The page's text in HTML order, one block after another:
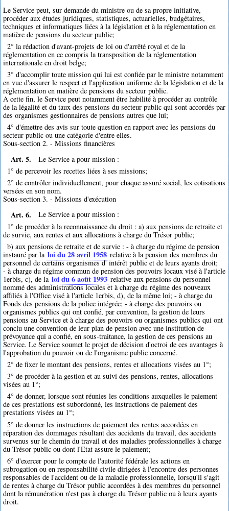
Le Service peut, sur demande du ministre ou de sa propre initiative,
procéder aux études juridiques, statistiques, actuarielles, budgétaires,
techniques et informatiques liées à la législation et à la réglementation en
matière de pensions du secteur public;
2° la rédaction d'avant-projets de loi ou d'arrêté royal et de la
réglementation en ce compris la transposition de la réglementation
internationale en droit belge;
3° d'accomplir toute mission qui lui est confiée par le ministre notamment
en vue d'assurer le respect et l'application uniforme de la législation et de la
réglementation en matière de pensions du secteur public.
A cette fin, le Service peut notamment être habilité à procéder au contrôle
de la légalité et du taux des pensions du secteur public qui sont accordés par
des organismes gestionnaires de pensions autres que lui;
4° d'émettre des avis sur toute question en rapport avec les pensions du
secteur public ou une catégorie d'entre elles.
Sous-section 2. - Missions financières
Art. 5.
Le Service a pour mission :
1° de percevoir les recettes liées à ses missions;
2° de contrôler individuellement, pour chaque assuré social, les cotisations
versées en son nom.
Sous-section 3. - Missions d'exécution
Art. 6.
Le Service a pour mission :
1° de procéder à la reconnaissance du droit : a) aux pensions de retraite et
de survie, aux rentes et aux allocations à charge du Trésor public;
b) aux pensions de retraite et de survie : - à charge du régime de pension
instauré par la loi du 28 avril 1958 relative à la pension des membres du
personnel de certains organismes d' intérêt public et de leurs ayants droit;
- à charge du régime commun de pension des pouvoirs locaux visé à l'article
1erbis, c), de la loi du 6 août 1993 relative aux pensions du personnel
nommé des administrations locales et à charge du régime des nouveaux
affiliés à l'Office visé à l'article 1erbis, d), de la même loi; - à charge du
Fonds des pensions de la police intégrée; - à charge des pouvoirs ou
organismes publics qui ont confié, par convention, la gestion de leurs
pensions au Service et à charge des pouvoirs ou organismes publics qui ont
conclu une convention de leur plan de pension avec une institution de
prévoyance qui a confié, en sous-traitance, la gestion de ces pensions au
Service. Le Service soumet le projet de décision d'octroi de ces avantages à
l'approbation du pouvoir ou de l'organisme public concerné.
2° de fixer le montant des pensions, rentes et allocations visées au 1°;
3° de procéder à la gestion et au suivi des pensions, rentes, allocations
visées au 1°;
4° de donner, lorsque sont réunies les conditions auxquelles le paiement
de ces prestations est subordonné, les instructions de paiement des
prestations visées au 1°;
5° de donner les instructions de paiement des rentes accordées en
réparation des dommages résultant des accidents du travail, des accidents
survenus sur le chemin du travail et des maladies professionnelles à charge
du Trésor public ou dont l'Etat assure le paiement;
6° d'exercer pour le compte de l'autorité fédérale les actions en
subrogation ou en responsabilité civile dirigées à l'encontre des personnes
responsables de l'accident ou de la maladie professionnelle, lorsqu'il s'agit
de rentes à charge du Trésor public accordées à des membres du personnel
dont la rémunération n'est pas à charge du Trésor public ou à leurs ayants
droit.